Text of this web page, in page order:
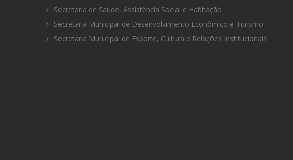
Secretaria de Saúde, Assistência Social e Habitação
Secretaria Municipal de Desenvolvimento Econômico e Turismo
Secretaria Municipal de Esporte, Cultura e Relações Institucionais